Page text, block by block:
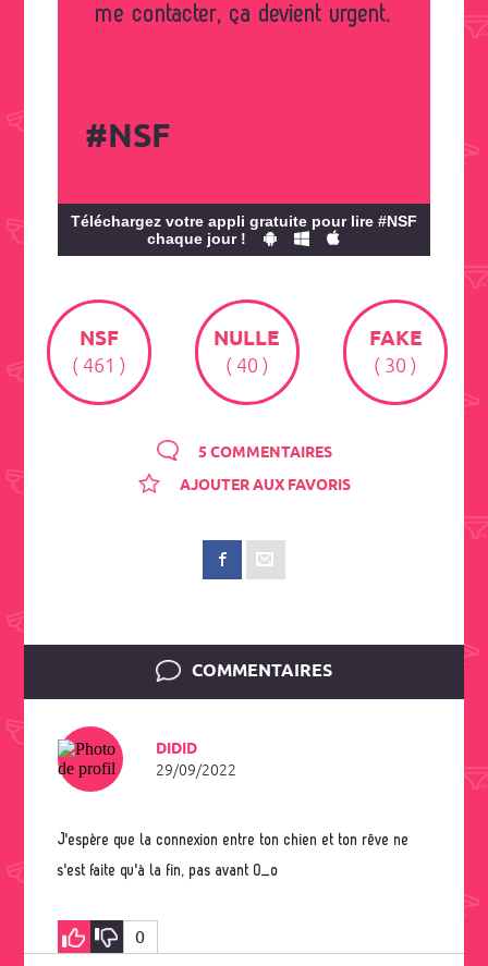
me contacter, ça devient urgent.
#NSF
Téléchargez votre appli gratuite pour lire #NSF
chaque jour !
NSF
( 461 )
NULLE
( 40 )
FAKE
( 30 )
5 COMMENTAIRES
AJOUTER AUX FAVORIS
COMMENTAIRES
DIDID
29/09/2022
J'espère que la connexion entre ton chien et ton rêve ne
s'est faite qu'à la fin, pas avant 0_o
0